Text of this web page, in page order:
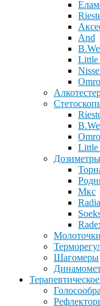
And
Little
Little
Дозиметры
Мкс
Молоточки
Шагомеры